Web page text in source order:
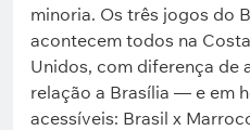
minoria. Os três jogos do
acontecem todos na
Unidos, com diferença de
relação a Brasília — e em
acessíveis: Brasil x